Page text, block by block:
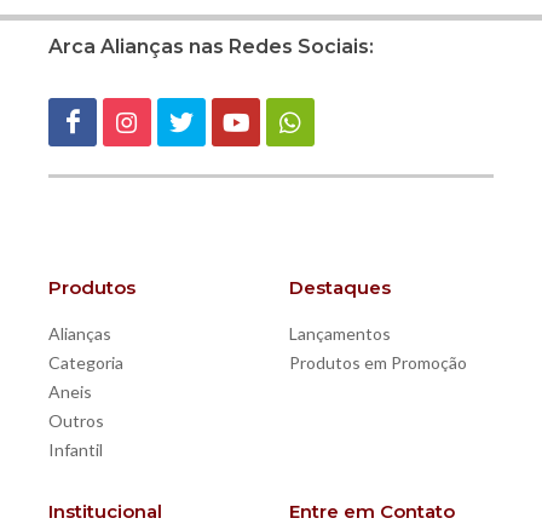
Arca Alianças nas Redes Sociais:
Produtos
Alianças
Categoria
Aneis
Outros
Infantil
Destaques
Lançamentos
Produtos em Promoção
Institucional Entre em Contato